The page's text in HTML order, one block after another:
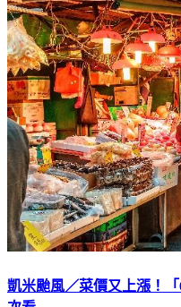
凱米颱風／菜價又上漲！